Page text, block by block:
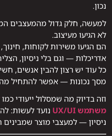
נכון.
למעשה, חלק גדול מהמעצבים
לא הגיעו מעיצוב.
הם הגיעו משירות לקוחות, חינוך,
אדריכלות — וגם בלי ניסיון,
כל עוד יש רצון להבין אנשים,
מסך נכונות — אפשר להתחיל
וזה בדיוק מה שמסלול ייעודי כמו
משתמש UX/UI
נועד לעשות:
ניסיון — למעצבי מוצר שמבינים